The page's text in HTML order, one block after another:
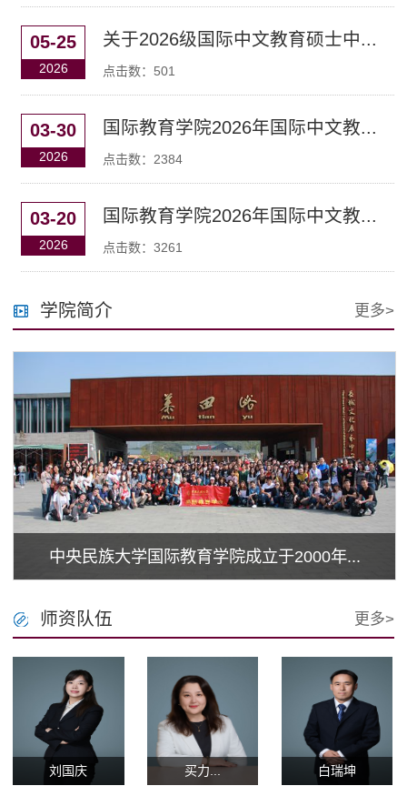
05-25
2026
关于2026级国际中文教育硕士中...
点击数： 501
03-30
2026
国际教育学院2026年国际中文教...
点击数： 2384
03-20
2026
国际教育学院2026年国际中文教...
点击数：3261
更多>
学院简介
中央民族大学国际教育学院成立于2000年...
更多>
师资队伍
刘国庆 买力... 白瑞坤